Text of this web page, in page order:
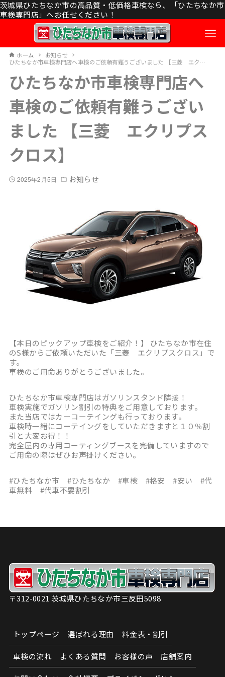
茨城県ひたちなか市の高品質・低価格車検なら、「ひたちなか市
車検専門店」へお任せください！
ホーム
お知らせ
ひたちなか市車検専門店へ車検のご依頼有難うございました 【三菱 エクリプスクロス】
ひたちなか市車検専門店へ
車検のご依頼有難うござい
ました 【三菱 エクリプス
クロス】
2025年2月5日 お知らせ
【本日のピックアップ車検をご紹介！】 ひたちなか市在住
のS様からご依頼いただいた「三菱 エクリプスクロス」で
す。
車検のご用命ありがとうございました。
ひたちなか市車検専門店はガソリンスタンド隣接！
車検実施でガソリン割引の特典をご用意しております。
また当店ではカーコーテイングも行っております。
車検時一緒にコーテイングをしていただきますと１０％割
引と大変お得！！
完全屋内の専用コーティングブースを完備していますので
ご用命の際はぜひお声掛けください。
#ひたちなか市 #ひたちなか #車検 #格安 #安い #代
車無料 #代車不要割引
〒312-0021 茨城県ひたちなか市三反田5098
トップページ 選ばれる理由 料金表・割引
車検の流れ よくある質問 お客様の声 店舗案内